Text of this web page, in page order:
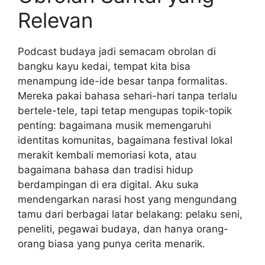
Relevan
Podcast budaya jadi semacam obrolan di
bangku kayu kedai, tempat kita bisa
menampung ide-ide besar tanpa formalitas.
Mereka pakai bahasa sehari-hari tanpa terlalu
bertele-tele, tapi tetap mengupas topik-topik
penting: bagaimana musik memengaruhi
identitas komunitas, bagaimana festival lokal
merakit kembali memoriasi kota, atau
bagaimana bahasa dan tradisi hidup
berdampingan di era digital. Aku suka
mendengarkan narasi host yang mengundang
tamu dari berbagai latar belakang: pelaku seni,
peneliti, pegawai budaya, dan hanya orang-
orang biasa yang punya cerita menarik.